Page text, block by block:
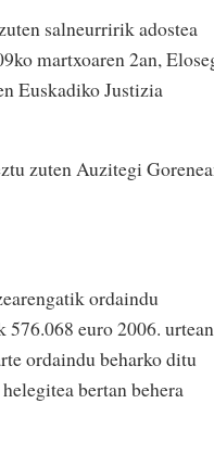
salneurririk adostea
martxoaren 2an,
Euskadiko Justizia
zuten Auzitegi
ordaindu
576.068 euro 2006. urtean
ordaindu beharko ditu
bertan behera